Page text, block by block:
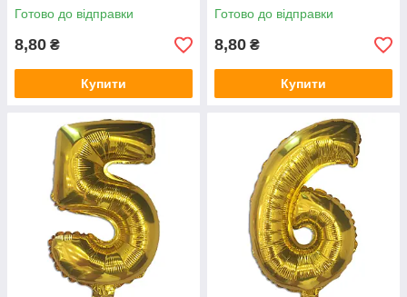
Готово до відправки
8,80 ₴
Купити
Готово до відправки
8,80 ₴
Купити